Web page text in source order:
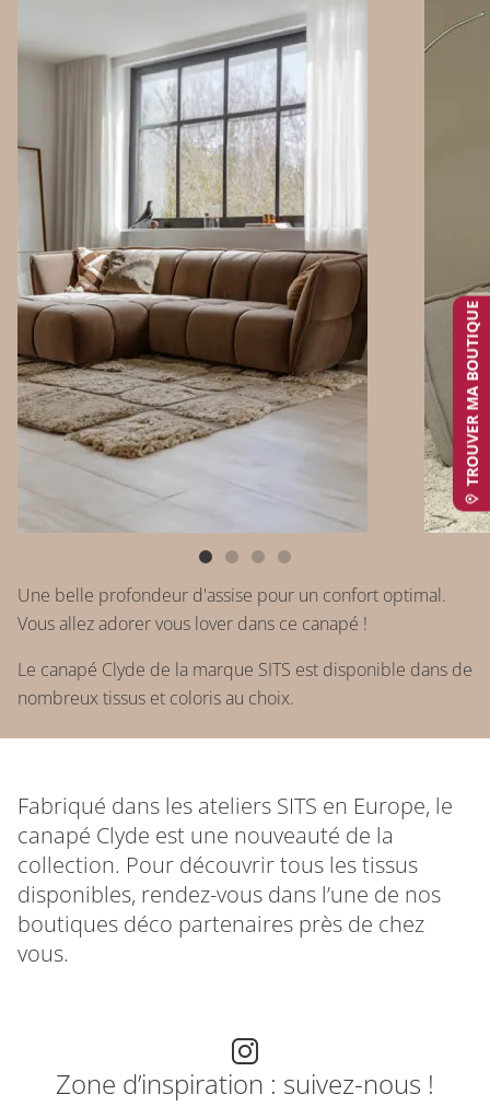
Une belle profondeur d'assise pour un confort optimal.
Vous allez adorer vous lover dans ce canapé !
Le canapé Clyde de la marque SITS est disponible dans de
nombreux tissus et coloris au choix.
Fabriqué dans les ateliers SITS en Europe, le
canapé Clyde est une nouveauté de la
collection. Pour découvrir tous les tissus
disponibles, rendez-vous dans l’une de nos
boutiques déco partenaires près de chez
vous.
TROUVER MA BOUTIQUE
Zone d’inspiration : suivez-nous !